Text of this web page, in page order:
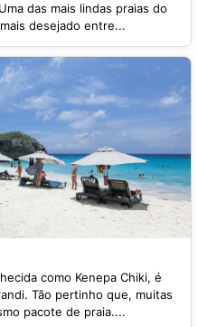
das mais lindas praias do
desejado entre...
como Kenepa Chiki, é
Tão pertinho que, muitas
pacote de praia....